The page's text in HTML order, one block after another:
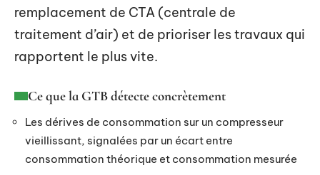
remplacement de CTA (centrale de
traitement d’air) et de prioriser les travaux qui
rapportent le plus vite.
Ce que la GTB détecte concrètement
Les dérives de consommation sur un compresseur
vieillissant, signalées par un écart entre
consommation théorique et consommation mesurée